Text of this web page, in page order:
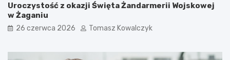
Uroczystość z okazji Święta Żandarmerii Wojskowej
w Żaganiu
26 czerwca 2026 Tomasz Kowalczyk